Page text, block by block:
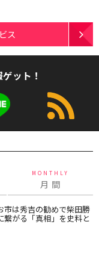
ス
ット！
MONTHLY
月 間
市は秀吉の勧めで柴田勝
繋がる「真相」を史料と